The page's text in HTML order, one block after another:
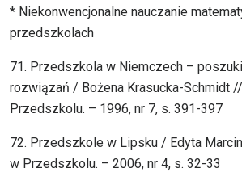
* Niekonwencjonalne nauczanie
przedszkolach
71. Przedszkola w Niemczech –
rozwiązań / Bożena Krasucka-Schmidt
Przedszkolu. – 1996, nr 7, s. 391-397
72. Przedszkole w Lipsku / Edyta
w Przedszkolu. – 2006, nr 4, s. 32-33